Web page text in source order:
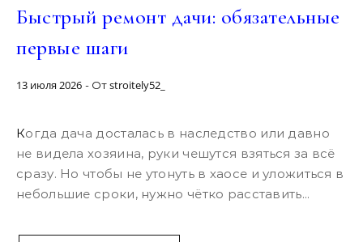
Быстрый ремонт дачи: обязательные
первые шаги
13 июля 2026 - Отstroitely52_
Когда дача досталась в наследство или давно
не видела хозяина, руки чешутся взяться за всё
сразу. Но чтобы не утонуть в хаосе и уложиться в
небольшие сроки, нужно чётко расставить...